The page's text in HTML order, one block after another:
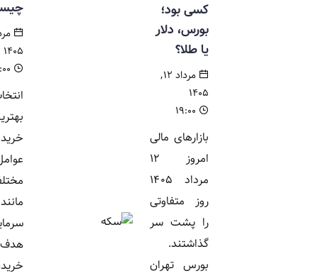
کسی بود؛
بورس، دلار
مرداد ۱۲,
بازارهای مالی
امروز ۱۲
مرداد ۱۴۰۵
روز متفاوتی
را پشت سر
گذاشتند.
بورس تهران
چیست؟
مرداد ۱۲,
بهترین روش
خرید طلا به
مانند میزان
هدف از